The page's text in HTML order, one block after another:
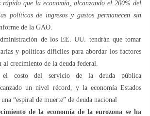
rápido que la economía, alcanzando el 200% del
políticas de ingresos y gastos permanecen sin
de la GAO.
de los EE. UU. tendrán que tomar
y políticas difíciles para abordar los factores
crecimiento de la deuda federal.
el costo del servicio de la deuda pública
un nivel récord, y la economía Estados
“espiral de muerte” de deuda nacional
de la economía de la eurozona se ha